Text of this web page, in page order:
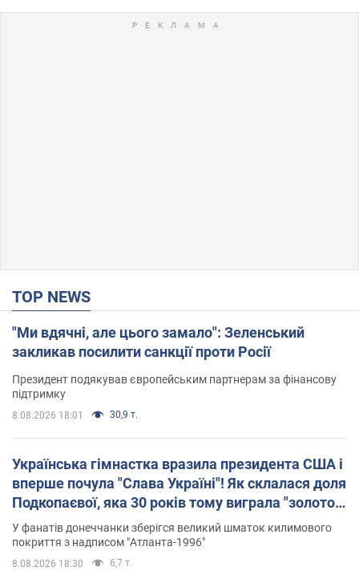
TOP NEWS
"Ми вдячні, але цього замало": Зеленський
закликав посилити санкції проти Росії
Президент подякував європейським партнерам за фінансову
підтримку
8.08.2026 18:01 30,9 т.
Українська гімнастка вразила президента США і
вперше почула "Слава Україні"! Як склалася доля
Подкопаєвої, яка 30 років тому виграла "золото"
Олімпіади
У фанатів донеччанки зберігся великий шматок килимового
покриття з надписом "Атланта-1996"
8.08.2026 18:30 6,7 т.